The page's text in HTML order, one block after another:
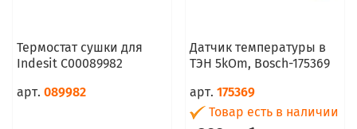
Термостат сушки для
Indesit C00089982
арт. 089982
Датчик температуры в
ТЭН 5kOm, Bosch-175369
арт. 175369
Товар есть в наличии